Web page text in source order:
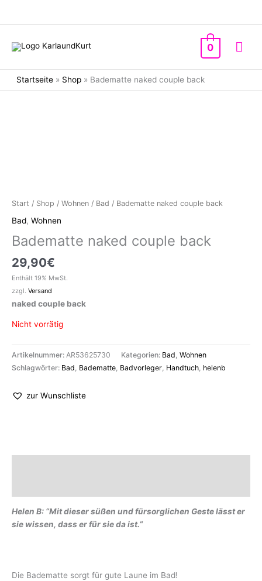
0
Startseite » Shop » Badematte naked couple back
Start / Shop / Wohnen / Bad / Badematte naked couple back
Bad, Wohnen
Badematte naked couple back
29,90€
Enthält 19% MwSt.
zzgl. Versand
naked couple back
Nicht vorrätig
Artikelnummer: AR53625730 Kategorien: Bad, Wohnen
Schlagwörter: Bad, Badematte, Badvorleger, Handtuch, helenb
zur Wunschliste
Helen B: “Mit dieser süßen und fürsorglichen Geste lässt er
sie wissen, dass er für sie da ist.“
Die Badematte sorgt für gute Laune im Bad!